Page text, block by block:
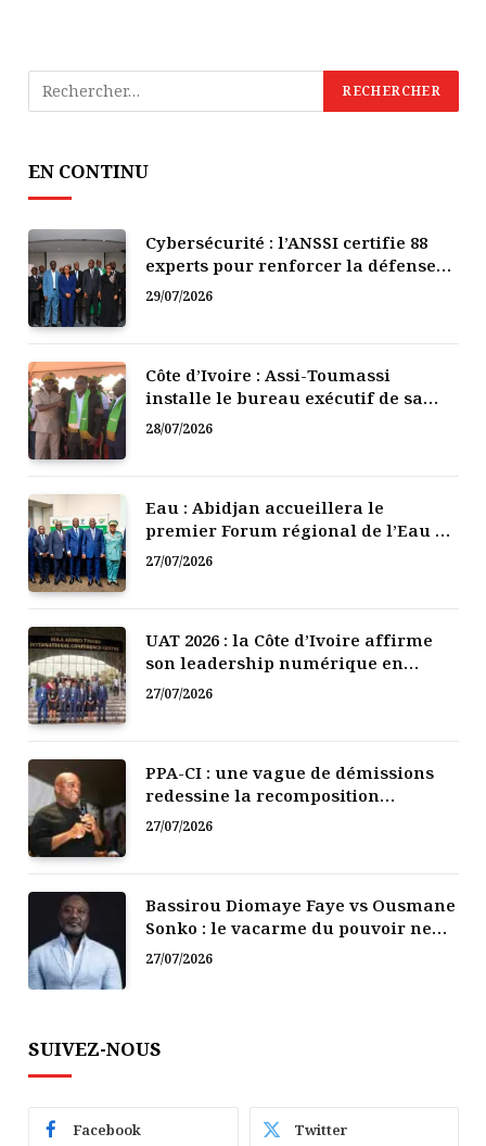
EN CONTINU
Cybersécurité : l’ANSSI certifie 88
experts pour renforcer la défense
numérique de la Côte d’Ivoire
29/07/2026
Côte d’Ivoire : Assi-Toumassi
installe le bureau exécutif de sa
mutuelle de développement
28/07/2026
Eau : Abidjan accueillera le
premier Forum régional de l’Eau de
l’Afrique de l’Ouest
27/07/2026
UAT 2026 : la Côte d’Ivoire affirme
son leadership numérique en
Afrique
27/07/2026
PPA-CI : une vague de démissions
redessine la recomposition
politique
27/07/2026
Bassirou Diomaye Faye vs Ousmane
Sonko : le vacarme du pouvoir ne
doit pas faire oublier les liens de la
Fraternité
27/07/2026
SUIVEZ-NOUS
Facebook Twitter